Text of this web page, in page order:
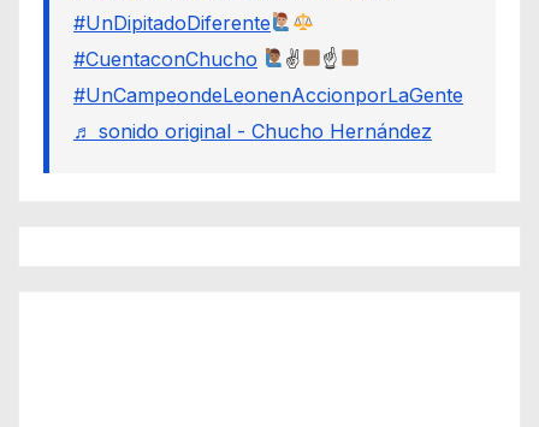
#UnDipitadoDiferente
#CuentaconChucho
✌
☝
#UnCampeondeLeonenAccionporLaGente
♬ sonido original - Chucho Hernández